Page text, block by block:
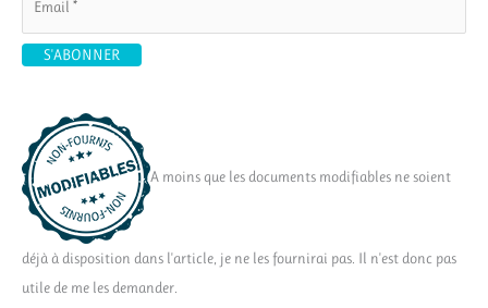
A moins que les documents modifiables ne soient
déjà à disposition dans l'article, je ne les fournirai pas. Il n'est donc pas
utile de me les demander.